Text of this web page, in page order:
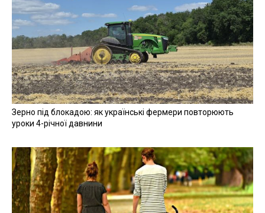
Зерно під блокадою: як українські фермери повторюють
уроки 4-річної давнини